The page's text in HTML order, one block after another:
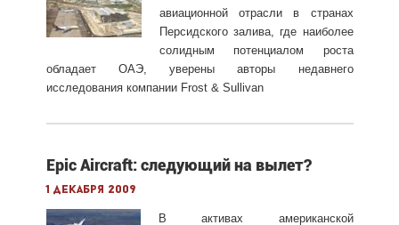
авиационной отрасли в странах
Персидского залива, где наиболее
солидным потенциалом роста
обладает ОАЭ, уверены авторы недавнего
исследования компании Frost & Sullivan
Epic Aircraft: следующий на вылет?
1 декабря 2009
В активах американской